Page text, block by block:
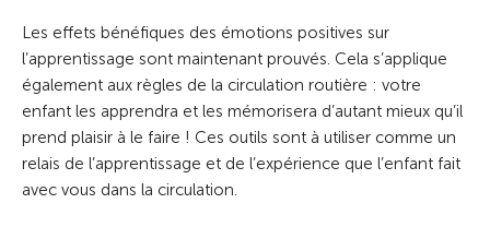
Les effets bénéfiques des émotions positives sur
l’apprentissage sont maintenant prouvés. Cela s’applique
également aux règles de la circulation routière : votre
enfant les apprendra et les mémorisera d’autant mieux qu’il
prend plaisir à le faire ! Ces outils sont à utiliser comme un
relais de l’apprentissage et de l’expérience que l’enfant fait
avec vous dans la circulation.